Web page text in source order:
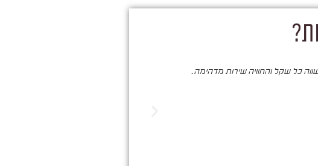
כל שקל והחוויה שירות מדהימה.